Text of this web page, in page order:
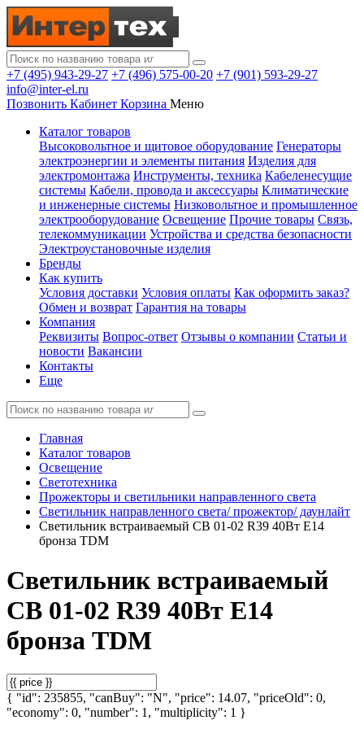
+7 (495) 943-29-27 +7 (496) 575-00-20 +7 (901) 593-29-27
info@inter-el.ru
Позвонить Кабинет Корзина Меню
Каталог товаров
Высоковольтное и щитовое оборудование Генераторы
электроэнергии и элементы питания Изделия для
электромонтажа Инструменты, техника Кабеленесущие
системы Кабели, провода и аксессуары Климатические
и инженерные системы Низковольтное и промышленное
электрооборудование Освещение Прочие товары Связь,
телекоммуникации Устройства и средства безопасности
Электроустановочные изделия
Бренды
Как купить
Условия доставки Условия оплаты Как оформить заказ?
Обмен и возврат Гарантия на товары
Компания
Реквизиты Вопрос-ответ Отзывы о компании Статьи и
новости Вакансии
Контакты
Еще
Главная
Каталог товаров
Освещение
Светотехника
Прожекторы и светильники направленного света
Светильник направленного света/ прожектор/ даунлайт
Светильник встраиваемый СВ 01-02 R39 40Вт Е14
бронза TDM
Светильник встраиваемый
СВ 01-02 R39 40Вт Е14
бронза TDM
{ "id": 235855, "canBuy": "N", "price": 14.07, "priceOld": 0,
"economy": 0, "number": 1, "multiplicity": 1 }